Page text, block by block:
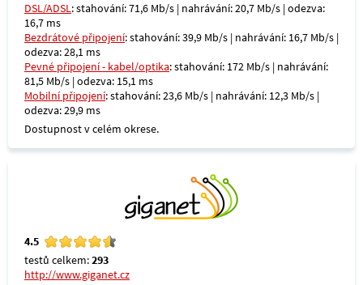
DSL/ADSL: stahování: 71,6 Mb/s | nahrávání: 20,7 Mb/s | odezva:
16,7 ms
Bezdrátové připojení: stahování: 39,9 Mb/s | nahrávání: 16,7 Mb/s |
odezva: 28,1 ms
Pevné připojení - kabel/optika: stahování: 172 Mb/s | nahrávání:
81,5 Mb/s | odezva: 15,1 ms
Mobilní připojení: stahování: 23,6 Mb/s | nahrávání: 12,3 Mb/s |
odezva: 29,9 ms
Dostupnost v celém okrese.
4.5
testů celkem:293
http://www.giganet.cz